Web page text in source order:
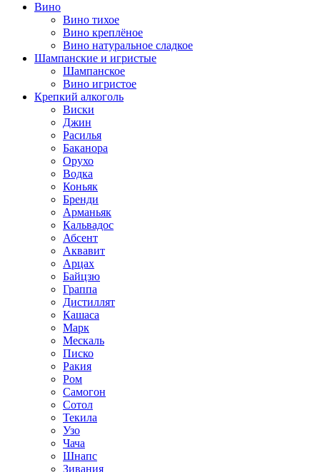
Вино
Вино тихое
Вино креплёное
Вино натуральное сладкое
Шампанские и игристые
Шампанское
Вино игристое
Крепкий алкоголь
Виски
Джин
Расилья
Баканора
Орухо
Водка
Коньяк
Бренди
Арманьяк
Кальвадос
Абсент
Аквавит
Арцах
Байцзю
Граппа
Дистиллят
Кашаса
Марк
Мескаль
Писко
Ракия
Ром
Самогон
Сотол
Текила
Узо
Чача
Шнапс
Зивания